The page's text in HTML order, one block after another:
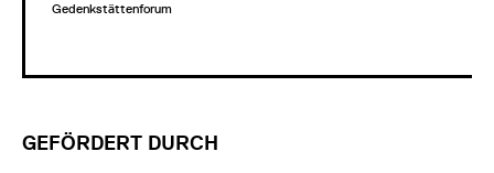
Gedenkstättenforum
GEFÖRDERT DURCH